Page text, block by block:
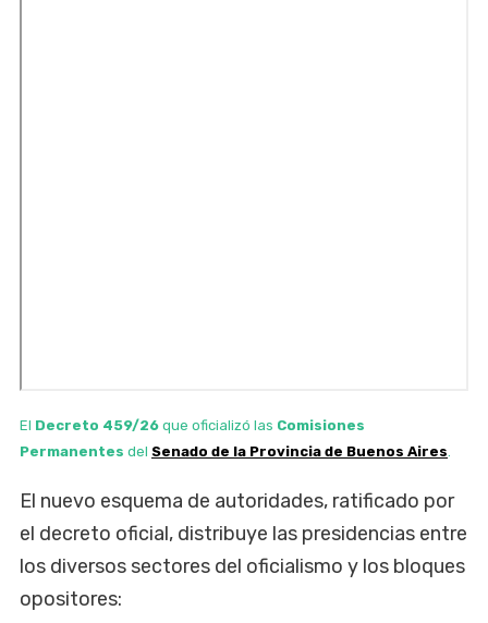
El Decreto 459/26 que oficializó las Comisiones
Permanentes del Senado de la Provincia de Buenos Aires.
El nuevo esquema de autoridades, ratificado por
el decreto oficial, distribuye las presidencias entre
los diversos sectores del oficialismo y los bloques
opositores: